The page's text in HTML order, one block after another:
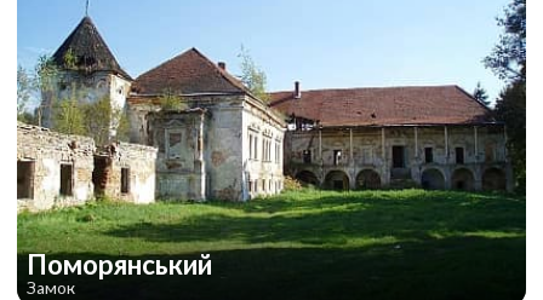
Поморянський
Замок